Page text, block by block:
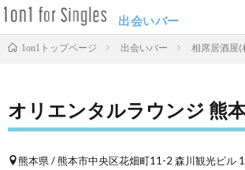
出会いバー
1on1トップページ 出会いバー 相席居酒屋(
オリエンタルラウンジ 熊
熊本県 / 熊本市中央区花畑町11-2 森川観光ビル